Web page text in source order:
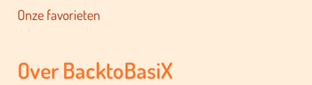
Onze favorieten
Over BacktoBasiX